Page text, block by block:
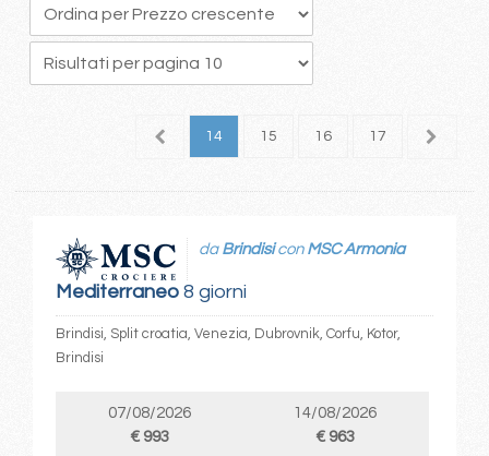
13 14 15 16 17 18
Mediterraneo8 giorni
da Brindisicon MSC Armonia
Brindisi, Split croatia, Venezia, Dubrovnik, Corfu, Kotor,
Brindisi
07/08/2026
€ 993
14/08/2026
€ 963